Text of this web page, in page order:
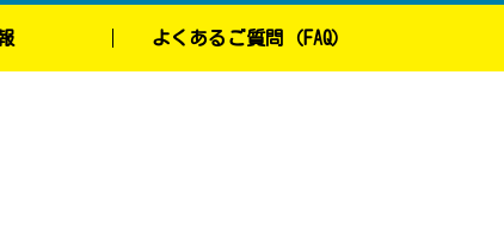
よくあるご質問（FAQ）